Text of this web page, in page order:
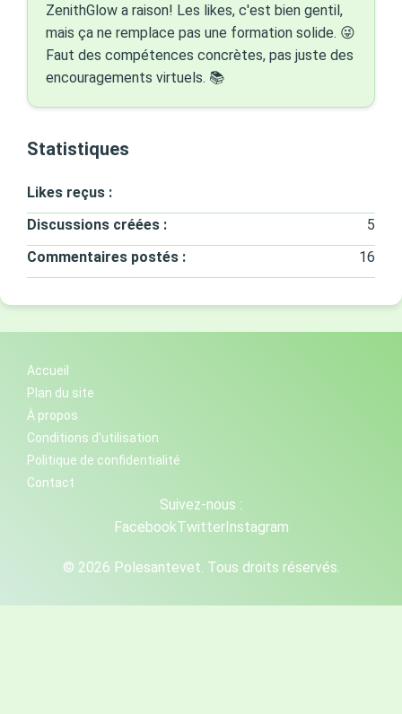
ZenithGlow a raison! Les likes, c'est bien gentil,
mais ça ne remplace pas une formation solide. 😜
Faut des compétences concrètes, pas juste des
encouragements virtuels. 📚
Statistiques
Likes reçus :
Discussions créées :
5
Commentaires postés :
16
Accueil
Plan du site
À propos
Conditions d'utilisation
Politique de confidentialité
Contact
Suivez-nous :
FacebookTwitterInstagram
© 2026 Polesantevet. Tous droits réservés.